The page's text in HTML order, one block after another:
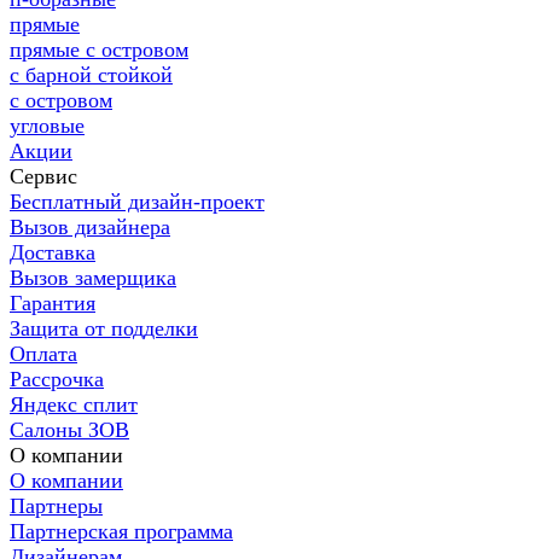
прямые
прямые с островом
с барной стойкой
с островом
угловые
Акции
Сервис
Бесплатный дизайн-проект
Вызов дизайнера
Доставка
Вызов замерщика
Гарантия
Защита от подделки
Оплата
Рассрочка
Яндекс сплит
Салоны ЗОВ
О компании
О компании
Партнеры
Партнерская программа